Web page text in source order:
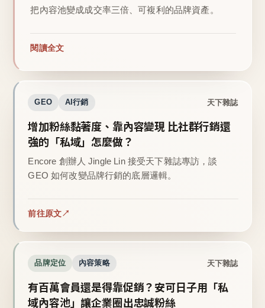
把內容池變成成交率三倍、可複利的品牌資產。
閱讀全文
GEO AI行銷 天下雜誌
增加粉絲黏著度、靠內容變現 比社群行銷還
強的「私域」怎麼做？
Encore 創辦人 Jingle Lin 接受天下雜誌專訪，談
GEO 如何改變品牌行銷的底層邏輯。
前往原文
品牌定位 內容策略 天下雜誌
有百萬會員還是得靠促銷？安可日子用「私
域內容池」讓企業圈出忠誠粉絲